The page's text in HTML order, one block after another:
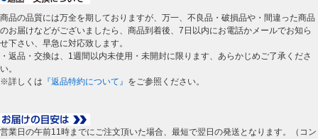
商品の品質には万全を期しておりますが、万一、不良品・破損品や・間違った商品
のお届けなどがございましたら、商品到着後、7日以内にお電話かメールでお知ら
せ下さい、早急に対応致します。
・返品・交換は、1週間以内未使用・未開封に限ります、あらかじめご了承くださ
い。
※詳しくは 『返品特約について』 をご参照ください。
営業日の午前11時までにご注文頂いた場合、最短で翌日の発送となります。（コン